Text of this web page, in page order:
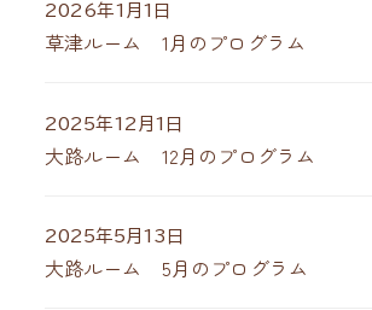
草津ルーム 1月のプログラム
2026年1月1日
大路ルーム 12月のプログラム
2025年12月1日
大路ルーム 5月のプログラム
2025年5月13日